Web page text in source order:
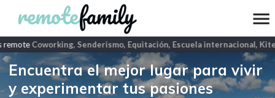
Coworking, Senderismo, Equitación, Escuela internacional,
Encuentra el mejor lugar para vivir
y experimentar tus pasiones